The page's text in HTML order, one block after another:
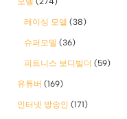
레이싱 모델 (38)
슈퍼모델 (36)
피트니스 보디빌더 (59)
유튜버 (169)
인터넷 방송인 (171)